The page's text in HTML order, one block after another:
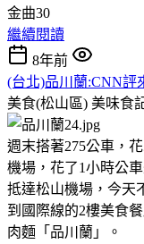
金曲30
繼續閱讀
8年前
(台北)品川蘭:CNN評
美食(松山區) 美味食
週末搭著275公車，
機場，花了1小時公
抵達松山機場，今天
到國際線的2樓美食
肉麵「品川蘭」。